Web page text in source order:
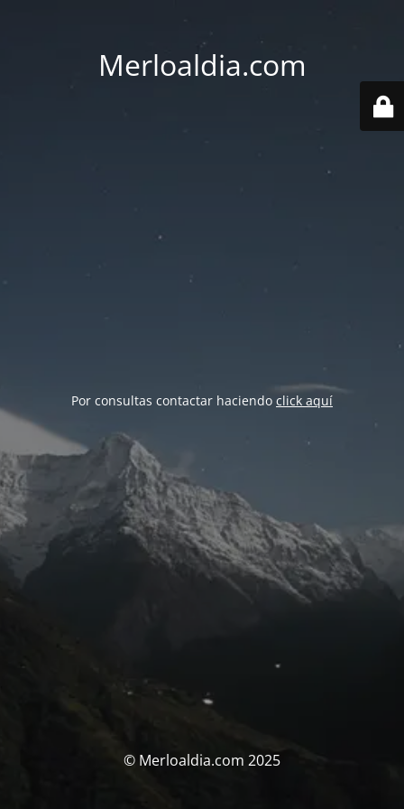
Merloaldia.com
Por consultas contactar haciendo click aquí
© Merloaldia.com 2025